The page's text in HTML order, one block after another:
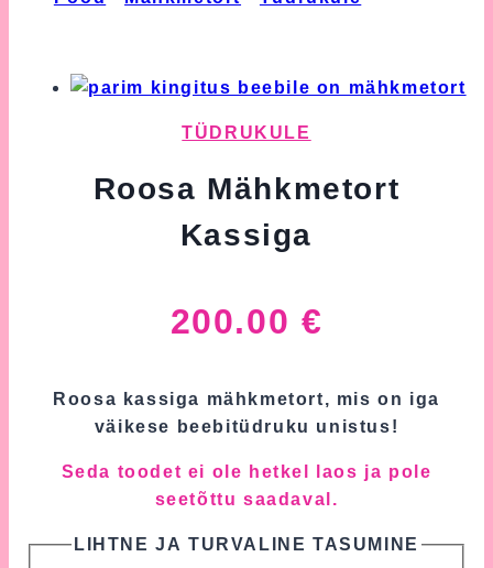
TÜDRUKULE
Roosa Mähkmetort
Kassiga
200.00 €
Roosa kassiga mähkmetort, mis on iga
väikese beebitüdruku unistus!
Seda toodet ei ole hetkel laos ja pole
seetõttu saadaval.
LIHTNE JA TURVALINE TASUMINE